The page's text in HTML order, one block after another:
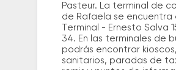
Pasteur. La terminal de
de Rafaela se encuentra
Terminal - Ernesto Salva
34. En las terminales de
podrás encontrar kioscos,
sanitarios, paradas de